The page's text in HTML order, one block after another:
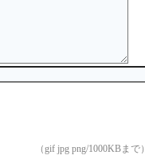
（gif jpg png/1000KBまで）